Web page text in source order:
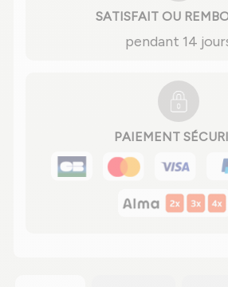
SATISFAIT OU
pendant 14
PAIEMENT